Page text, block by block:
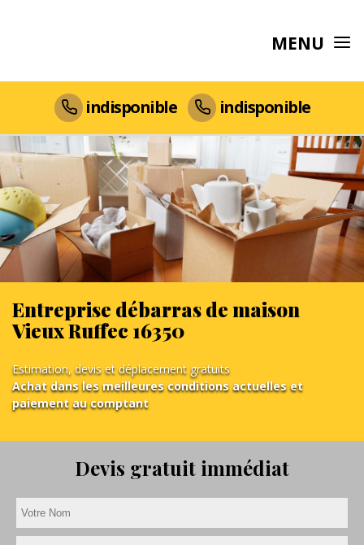
MENU
indisponible indisponible
Entreprise débarras de maison
Vieux Ruffec 16350
Estimation, devis et déplacement gratuits
Achat dans les meilleures conditions actuelles et
paiement au comptant
Devis gratuit immédiat